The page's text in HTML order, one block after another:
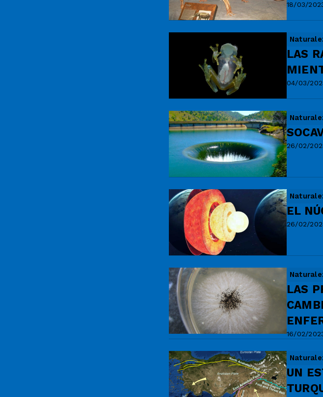
18/03/
04/03/
LAS
26/02/
26/02/
EL
16/02/
LAS
UN